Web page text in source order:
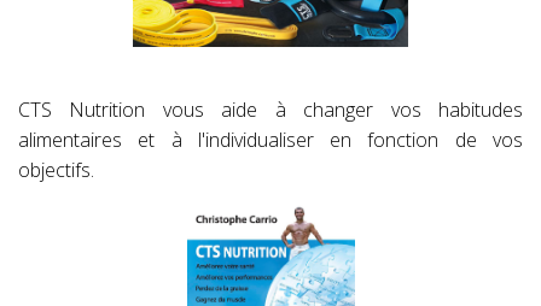
CTS Nutrition vous aide à changer vos habitudes
alimentaires et à l'individualiser en fonction de vos
objectifs.